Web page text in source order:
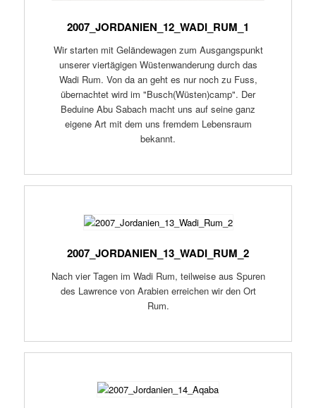
2007_JORDANIEN_12_WADI_RUM_1
Wir starten mit Geländewagen zum Ausgangspunkt
unserer viertägigen Wüstenwanderung durch das
Wadi Rum. Von da an geht es nur noch zu Fuss,
übernachtet wird im "Busch(Wüsten)camp". Der
Beduine Abu Sabach macht uns auf seine ganz
eigene Art mit dem uns fremdem Lebensraum
bekannt.
2007_JORDANIEN_13_WADI_RUM_2
Nach vier Tagen im Wadi Rum, teilweise aus Spuren
des Lawrence von Arabien erreichen wir den Ort
Rum.